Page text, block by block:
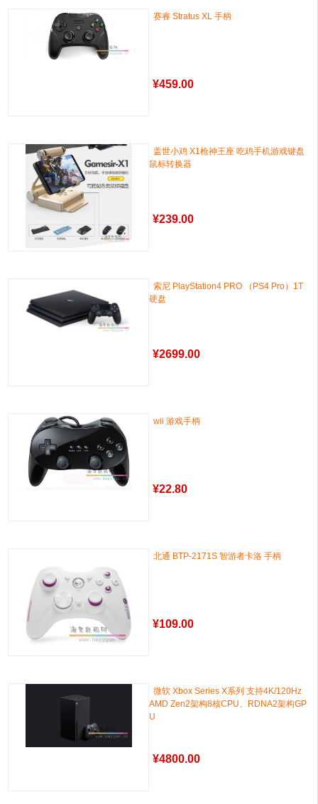
赛睿 Stratus XL 手柄
¥459.00
盖世小鸡 X1枪神王座 吃鸡手机游戏键盘
鼠标转换器
¥239.00
索尼 PlayStation4 PRO （PS4 Pro）1T
硬盘
¥2699.00
wii 游戏手柄
¥22.80
北通 BTP-2171S 智游者卡洛 手柄
¥109.00
微软 Xbox Series X系列 支持4K/120Hz
AMD Zen2架构8核CPU、RDNA2架构GP
U
¥4800.00